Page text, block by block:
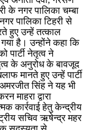
के नगर पालिका चम्बा
पालिका टिहरी से
हुए उन्हें तत्काल
है। उन्होंने कहा कि
पार्टी नेतृत्व ने
के अनुरोध के बावजूद
मानते हुए उन्हें पार्टी
सिंह ने यह भी
माहरा द्वारा
कार्रवाई हेतु केन्द्रीय
सचिव ऋषेन्द्र महर